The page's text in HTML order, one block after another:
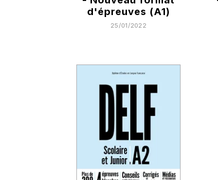
d'épreuves (A1)
25/01/2022